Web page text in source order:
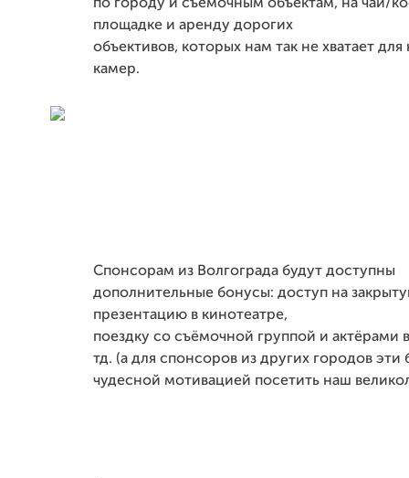
по городу и съёмочным объектам, на чай/
площадке и аренду дорогих
объективов, которых нам так не хватает
камер.
Спонсорам из Волгограда будут доступны
дополнительные бонусы: доступ на
презентацию в кинотеатре,
поездку со съёмочной группой и актёрами
тд. (а для спонсоров из других городов эти
чудесной мотивацией посетить наш